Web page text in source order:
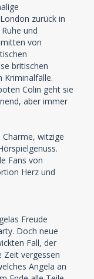
zurück in
und
von
britischen
Kriminalfälle.
Colin geht sie
aber immer
Charme, witzige
Fans von
Herz und
Freude
Doch neue
Fall, der
Zeit vergessen
Angela an